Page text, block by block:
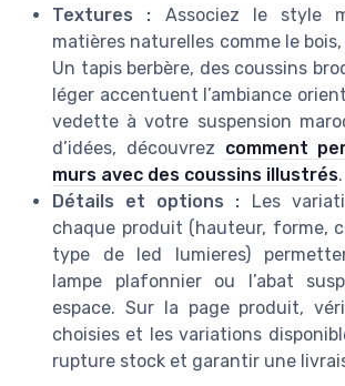
Textures : Associez le style
matières naturelles comme le
Un tapis berbère, des coussins
léger accentuent l’ambiance
vedette à votre suspension
d’idées, découvrez comment
murs avec des coussins illustrés.
Détails et options : Les
chaque produit (hauteur, forme,
type de led lumieres)
lampe plafonnier ou l’abat
espace. Sur la page produit,
choisies et les variations
rupture stock et garantir une